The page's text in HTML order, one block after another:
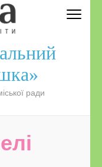
ради